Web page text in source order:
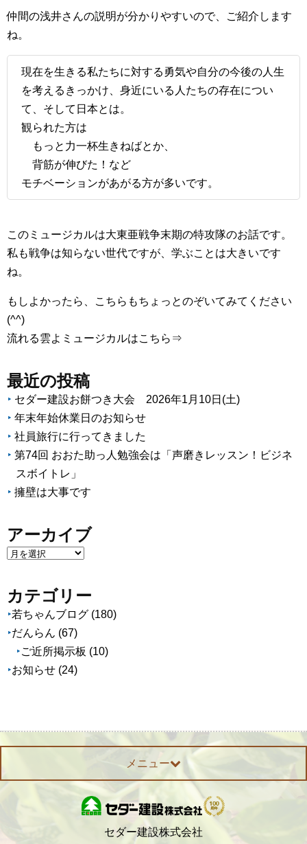
仲間の浅井さんの説明が分かりやすいので、ご紹介します
ね。
現在を生きる私たちに対する勇気や自分の今後の人生
を考えるきっかけ、身近にいる人たちの存在につい
て、そして日本とは。
観られた方は
もっと力一杯生きねばとか、
背筋が伸びた！など
モチベーションがあがる方が多いです。
このミュージカルは大東亜戦争末期の特攻隊のお話です。
私も戦争は知らない世代ですが、学ぶことは大きいです
ね。
もしよかったら、こちらもちょっとのぞいてみてください
(^^)
流れる雲よミュージカルはこちら⇒
最近の投稿
セダー建設お餅つき大会 2026年1月10日(土)
年末年始休業日のお知らせ
社員旅行に行ってきました
第74回 おおた助っ人勉強会は「声磨きレッスン！ビジネ
スボイトレ」
擁壁は大事です
アーカイブ
ア
カ
イ
ブ
カテゴリー
若ちゃんブログ (180)
だんらん (67)
ご近所掲示板 (10)
お知らせ (24)
メニュー
セダー建設株式会社